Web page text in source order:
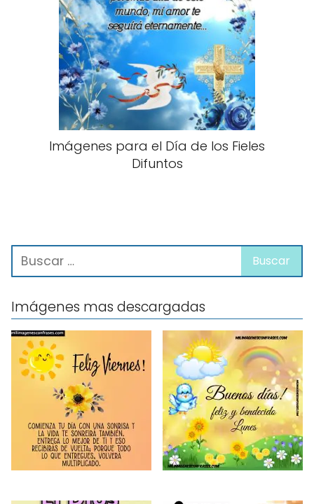
Imágenes para el Día de los Fieles
Difuntos
Imágenes mas descargadas